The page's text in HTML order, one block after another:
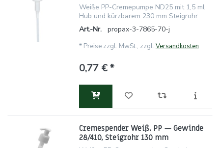
Weiße PP-Cremepumpe ND25 mit 1,5 ml
Hub und kürzbarem 230 mm Steigrohr
Art.-Nr.
propax-3-7865-70-j
* Preise zzgl. MwSt., zzgl. Versandkosten
0,77 € *
Cremespender Weiß, PP — Gewinde
28/410, Steigrohr 130 mm